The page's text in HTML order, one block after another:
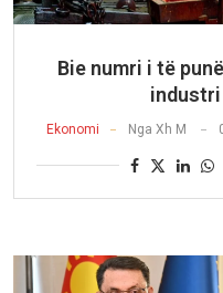
Bie numri i të
industri
Ekonomi Nga Xh M